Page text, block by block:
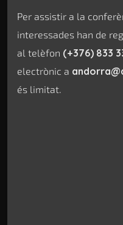
Per assistir a la
interessades han de
al telèfon (+376) 833
electrònic a
és limitat.